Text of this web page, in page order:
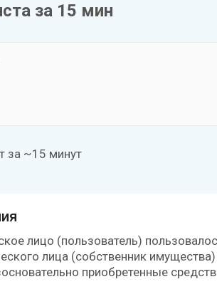
за 15 мин
за ~15 минут
лицо (пользователь)
лица (собственник
приобретенные